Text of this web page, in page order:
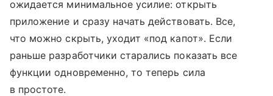
ожидается минимальное усилие: открыть
приложение и сразу начать действовать. Все,
что можно скрыть, уходит «под капот». Если
раньше разработчики старались показать все
функции одновременно, то теперь сила
в простоте.